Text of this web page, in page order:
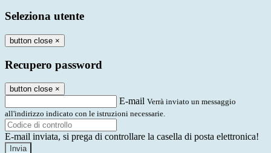
Seleziona utente
button close ×
Recupero password
button close ×
E-mail Verrà inviato un messaggio
all'indirizzo indicato con le istruzioni necessarie.
E-mail inviata, si prega di controllare la casella di posta elettronica!